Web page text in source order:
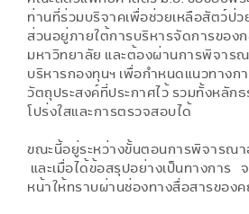
ท่านที่ร่วมบริจาคเพื่อช่วยเหลือสัตว์ป่ว
ส่วนอยู่ภายใต้การบริหารจัดการของ
มหาวิทยาลัย และต้องผ่านการพิจาร
บริหารกองทุนฯ เพื่อกำหนดแนวทางก
วัตถุประสงค์ที่ประกาศไว้ รวมทั้งหลัก
โปร่งใสและการตรวจสอบได้
ขณะนี้อยู่ระหว่างขั้นตอนการพิจารณา
และเมื่อได้ข้อสรุปอย่างเป็นทางการ
หน้าให้ทราบผ่านช่องทางสื่อสารของ